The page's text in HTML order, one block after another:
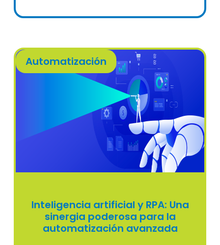
Automatización
Inteligencia artificial y RPA: Una
sinergia poderosa para la
automatización avanzada